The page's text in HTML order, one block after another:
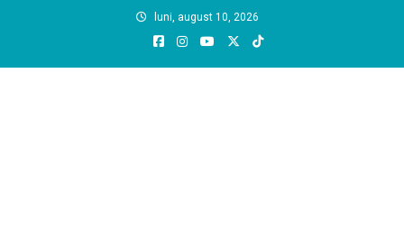
luni, august 10, 2026